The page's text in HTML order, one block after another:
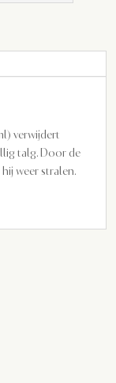
verwijdert
talg. Door de
weer stralen.